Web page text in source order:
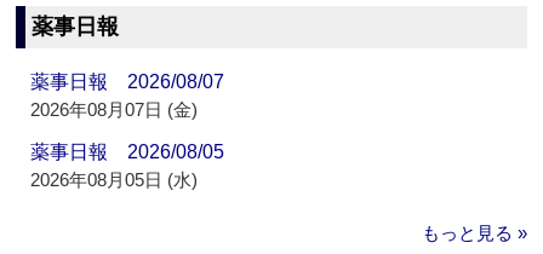
薬事日報
薬事日報 2026/08/07
2026年08月07日 (金)
薬事日報 2026/08/05
2026年08月05日 (水)
もっと見る »